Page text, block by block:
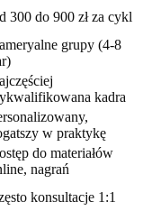
300 do 900 zł za cykl
grupy (4-8
kadra
w praktykę
do materiałów
nagrań
konsultacje 1:1